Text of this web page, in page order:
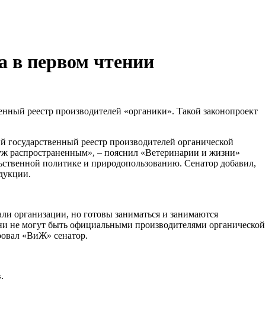
в первом чтении
реестр производителей «органики». Такой законопроект
реестр производителей органической
распространенным», – пояснил «Ветеринарии и жизни»
политике и природопользованию. Сенатор добавил,
организации, но готовы заниматься и занимаются
не могут быть официальными производителями органической
«ВиЖ» сенатор.